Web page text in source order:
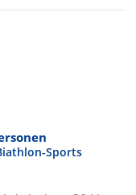
Sports